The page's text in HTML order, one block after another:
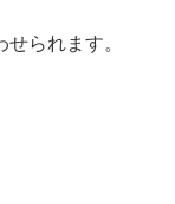
られます。